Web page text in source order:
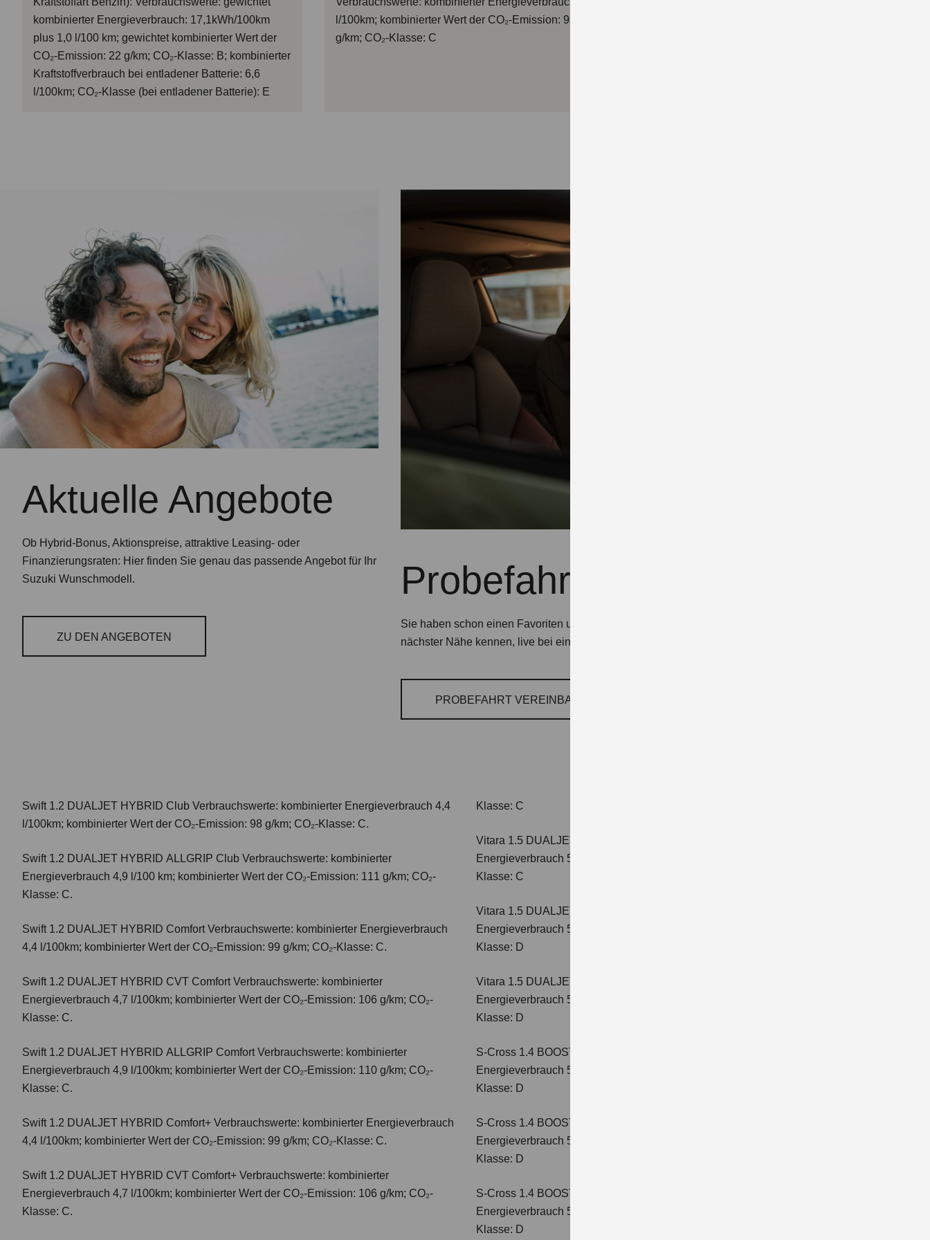
kombinierter Energieverbrauch: 17,1kWh/100km
plus 1,0 l/100 km; gewichtet kombinierter Wert der
CO₂-Emission: 22 g/km; CO₂-Klasse: B; kombinierter
Kraftstoffverbrauch bei entladener Batterie: 6,6
l/100km; CO₂-Klasse (bei entladener Batterie): E
l/100km; kombinierter Wert der CO₂-Emission: 98
g/km; CO₂-Klasse: C
Aktuelle Angebote
Ob Hybrid-Bonus, Aktionspreise, attraktive Leasing- oder
Finanzierungsraten: Hier finden Sie genau das passende Angebot für Ihr
Suzuki Wunschmodell.
ZU DEN ANGEBOTEN
Probefahrttermin vereinbaren
Sie haben schon einen Favoriten unter den Suzuki Modellen im Blick? Dann lernen Sie ihn jetzt aus
nächster Nähe kennen, live bei einer Probefahrt.
PROBEFAHRT VEREINBAREN
Swift 1.2 DUALJET HYBRID Club Verbrauchswerte: kombinierter Energieverbrauch 4,4
l/100km; kombinierter Wert der CO₂-Emission: 98 g/km; CO₂-Klasse: C.
Swift 1.2 DUALJET HYBRID ALLGRIP Club Verbrauchswerte: kombinierter
Energieverbrauch 4,9 l/100 km; kombinierter Wert der CO₂-Emission: 111 g/km; CO₂-
Klasse: C.
Swift 1.2 DUALJET HYBRID ComfortVerbrauchswerte: kombinierter Energieverbrauch
4,4 l/100km; kombinierter Wert der CO₂-Emission: 99 g/km; CO₂-Klasse: C.
Swift 1.2 DUALJET HYBRID CVT ComfortVerbrauchswerte: kombinierter
Energieverbrauch 4,7 l/100km; kombinierter Wert der CO₂-Emission: 106 g/km; CO₂-
Klasse: C.
Swift 1.2 DUALJET HYBRID ALLGRIP ComfortVerbrauchswerte: kombinierter
Energieverbrauch 4,9 l/100km; kombinierter Wert der CO₂-Emission: 110 g/km; CO₂-
Klasse: C.
Swift 1.2 DUALJET HYBRID Comfort+ Verbrauchswerte: kombinierter Energieverbrauch
4,4 l/100km; kombinierter Wert der CO₂-Emission: 99 g/km; CO₂-Klasse: C.
Swift 1.2 DUALJET HYBRID CVT Comfort+ Verbrauchswerte: kombinierter
Energieverbrauch 4,7 l/100km; kombinierter Wert der CO₂-Emission: 106 g/km; CO₂-
Klasse: C.
Klasse: C
Vitara 1.5 DUALJET HYBRID AGS Comfort+
Energieverbrauch 5,0 l/100km; kombinierter Wert der CO₂-Emission: 114 g/km; CO₂-
Klasse: C
Vitara 1.5 DUALJET HYBRID ALLGRIP AGS Comfort
Energieverbrauch 5,6 l/100km; kombinierter Wert der CO₂-Emission: 126 g/km; CO₂-
Klasse: D
Vitara 1.5 DUALJET HYBRID ALLGRIP AGS Comfort+
Energieverbrauch 5,6 l/100km; kombinierter Wert der CO₂-Emission: 127 g/km; CO₂-
Klasse: D
S-Cross 1.4 BOOSTERJET HYBRID Edition
Energieverbrauch 5,4 l/100 km; kombinierter Wert der CO2-Emission: 121 g/km; CO2-
Klasse: D
S-Cross 1.4 BOOSTERJET HYBRID Comfort
Energieverbrauch 5,4 l/100 km; kombinierter Wert der CO2-Emission: 121 g/km; CO2-
Klasse: D
S-Cross 1.4 BOOSTERJET HYBRID AT Comfort
Energieverbrauch 5,8 l/100 km; kombinierter Wert der CO2-Emission: 132 g/km; CO2-
Klasse: D